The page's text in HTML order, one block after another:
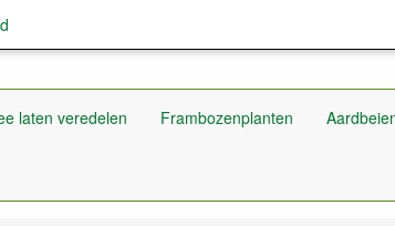
laten veredelen Frambozenplanten